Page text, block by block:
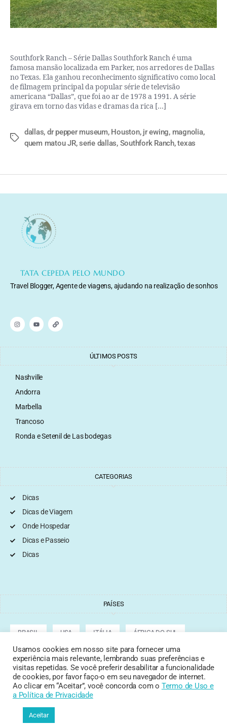
Southfork Ranch – Série Dallas Southfork Ranch é uma
famosa mansão localizada em Parker, nos arredores de Dallas
no Texas. Ela ganhou reconhecimento significativo como local
de filmagem principal da popular série de televisão
americana “Dallas”, que foi ao ar de 1978 a 1991. A série
girava em torno das vidas e dramas da rica […]
dallas, dr pepper museum, Houston, jr ewing, magnolia,
quem matou JR,serie dallas, Southfork Ranch,texas
TATA CEPEDA PELO MUNDO
Travel Blogger, Agente de viagens, ajudando na realização de sonhos
ÚLTIMOS POSTS
Nashville
Andorra
Marbella
Trancoso
Ronda e Setenil de Las bodegas
CATEGORIAS
Dicas
Dicas de Viagem
Onde Hospedar
Dicas e Passeio
Dicas
PAÍSES
BRASIL USA ITÁLIA ÁFRICA DO SUL
ARGENTINA GRÉCIA CROÁCIA TURQUIA
Usamos cookies em nosso site para fornecer uma
experiência mais relevante, lembrando suas preferências e
visitas repetidas. Se você preferir desabilitar a funcionalidade
de cookies, por favor faço-o em seu navegador de internet.
Ao clicar em “Aceitar”, você concorda com o Termo de Usoe
a Política de Privacidade
Aceitar